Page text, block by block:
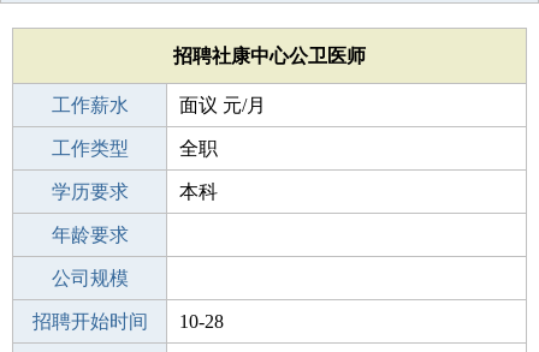
招聘社康中心公卫医师
工作薪水 面议 元/月
招聘人数 若干
工作类型 全职
性别要求 -
学历要求 本科
工作经验
年龄要求
工作地点
公司规模
公司电话
招聘开始时间 10-28